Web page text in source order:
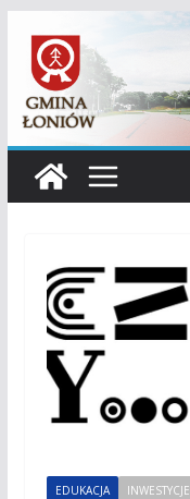
treści
EDUKACJA INWESTYCJE